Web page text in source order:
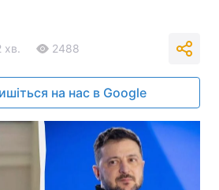
хв. 2488
на нас в Google